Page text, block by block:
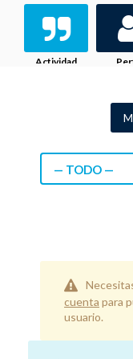
Actividad
— TODO —
cuenta para
usuario.